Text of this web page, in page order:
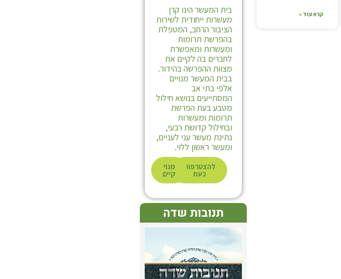
קרא עוד »
בית המעשר הינו קרן
מעשרות ייחודית לשירות
הציבור הרחב, המטפלת
בהפרשת תרומות
ומעשרות ומאפשרת
לחברים בה לקיים את
מצוות ההפרשה בהידור.
בבית המעשר מנויים
אלפי בתי אב
המסתייעים בנושא חילול
מטבע בעת הפרשת
תרומות ומעשרות
ובחילול קדושת רבעי,
נתינת מעשר עני לעניים,
ומעשר ראשון ללוי.
להצטרפות
כעת
מנוי
קיים
תנובות שדה